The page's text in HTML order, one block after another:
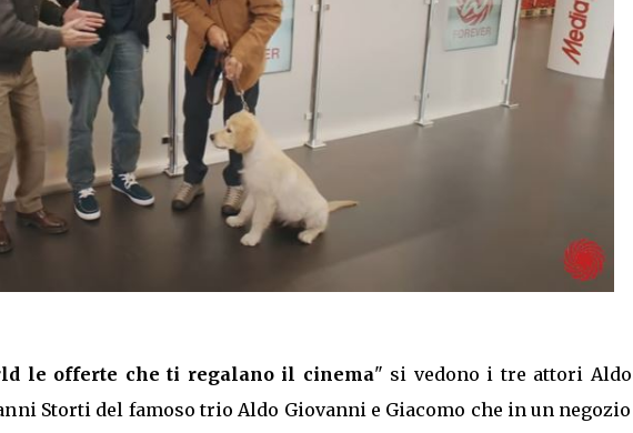
le offerte che ti regalano il cinema" si vedono i tre attori Aldo
Storti del famoso trio Aldo Giovanni e Giacomo che in un negozio